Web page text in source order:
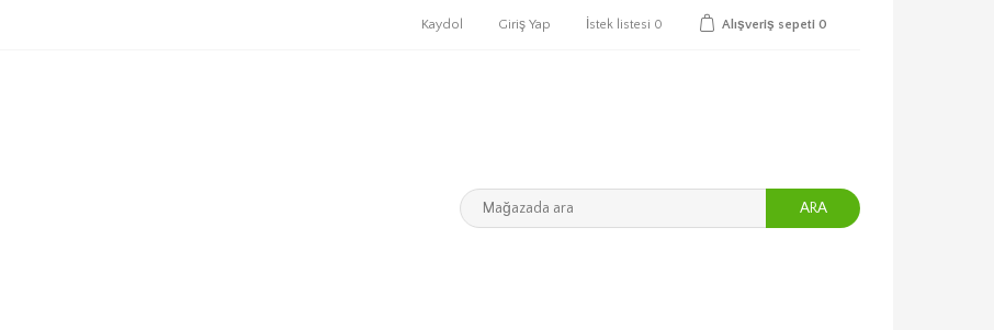
Kaydol Giriş Yap İstek listesi 0 Alışveriş sepeti 0
ARA